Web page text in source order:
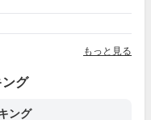
もっと見る
ング
ング